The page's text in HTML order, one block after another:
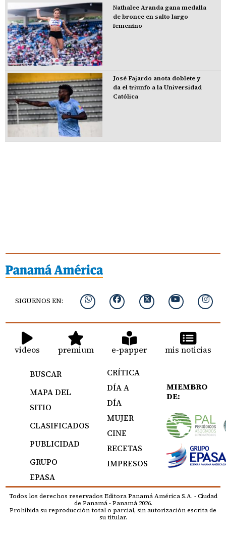
Nathalee Aranda gana medalla
de bronce en salto largo
femenino
José Fajardo anota doblete y
da el triunfo a la Universidad
Católica
SIGUENOS EN:
videos premium e-papper mis noticias
BUSCAR
MAPA DEL
SITIO
CLASIFICADOS
PUBLICIDAD
GRUPO
EPASA
CRÍTICA
DÍA A
DÍA
MUJER
CINE
RECETAS
IMPRESOS
MIEMBRO
DE:
Todos los derechos reservados Editora Panamá América S.A. - Ciudad
de Panamá - Panamá 2026.
Prohibida su reproducción total o parcial, sin autorización escrita de
su titular.